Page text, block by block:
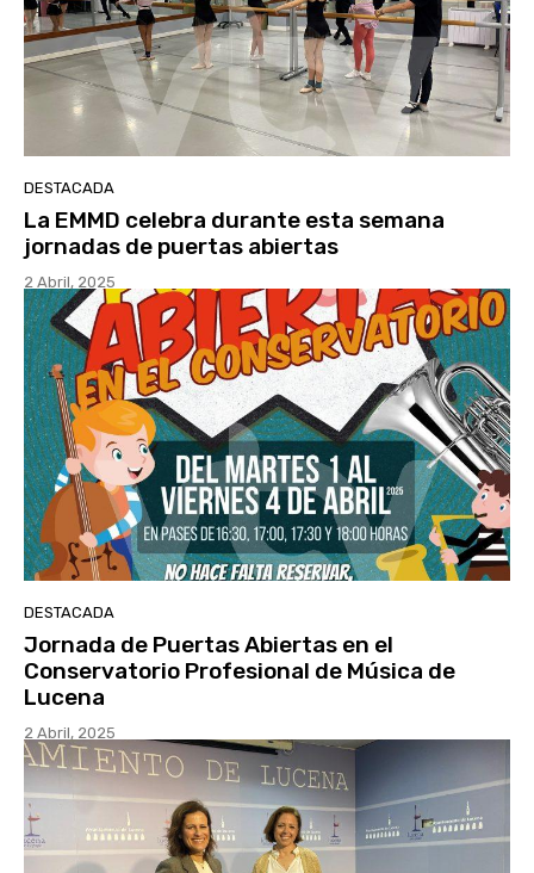
DESTACADA
La EMMD celebra durante esta semana
jornadas de puertas abiertas
2 Abril, 2025
DESTACADA
Jornada de Puertas Abiertas en el
Conservatorio Profesional de Música de
Lucena
2 Abril, 2025